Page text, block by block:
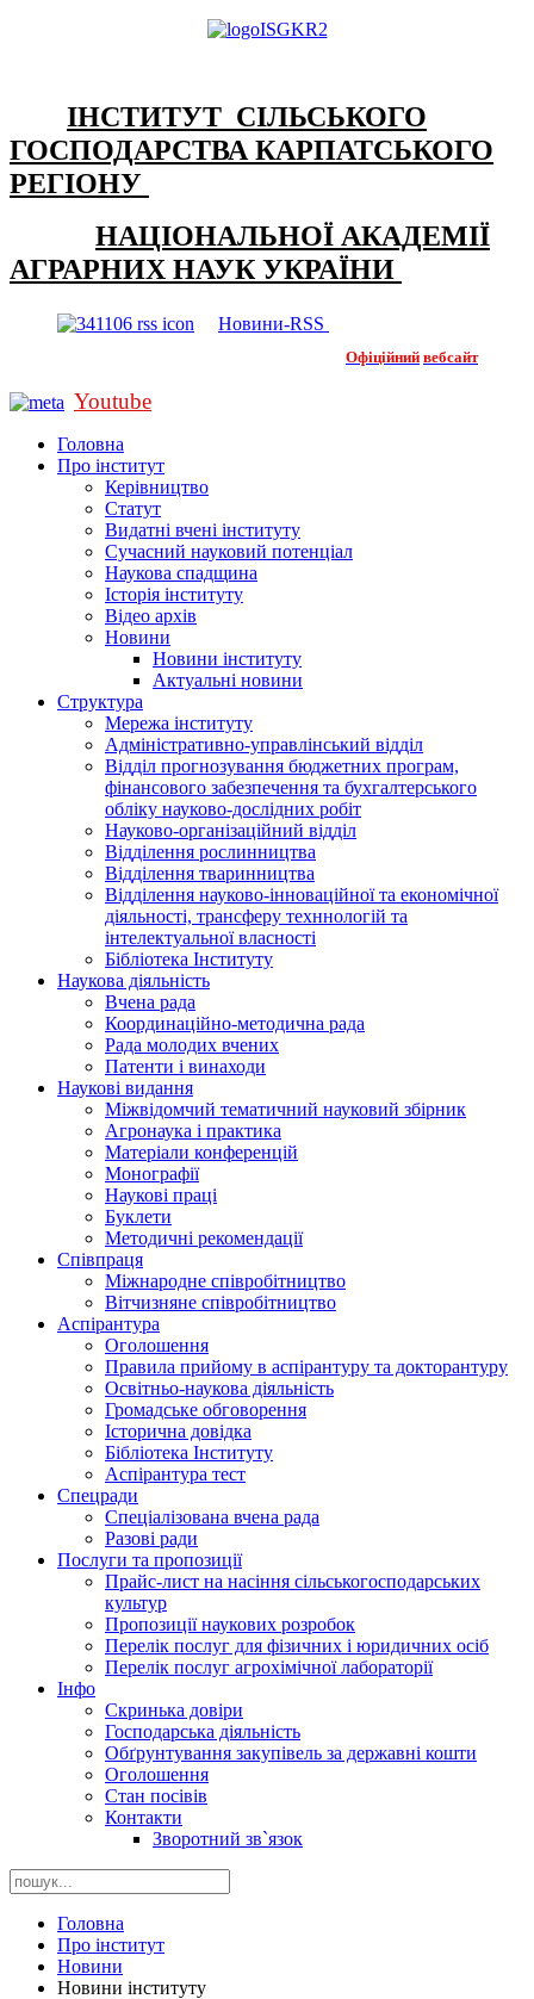
ІНСТИТУТ СІЛЬСЬКОГО
ГОСПОДАРСТВА КАРПАТСЬКОГО
РЕГІОНУ
НАЦІОНАЛЬНОЇ АКАДЕМІЇ
АГРАРНИХ НАУК УКРАЇНИ
Новини-RSS
Офіційний вебсайт
Youtube
Головна
Про інститут
Керівництво
Статут
Видатні вчені інституту
Сучасний науковий потенціал
Наукова спадщина
Історія інституту
Відео архів
Новини
Новини інституту
Актуальні новини
Структура
Мережа інституту
Адміністративно-управлінський відділ
Відділ прогнозування бюджетних програм,
фінансового забезпечення та бухгалтерського
обліку науково-дослідних робіт
Науково-організаційний відділ
Відділення рослинництва
Відділення тваринництва
Відділення науково-інноваційної та економічної
діяльності, трансферу техннологій та
інтелектуальної власності
Бібліотека Інституту
Наукова діяльність
Вчена рада
Координаційно-методична рада
Рада молодих вчених
Патенти і винаходи
Наукові видання
Міжвідомчий тематичний науковий збірник
Агронаука і практика
Матеріали конференцій
Монографії
Наукові праці
Буклети
Методичні рекомендації
Співпраця
Міжнародне співробітництво
Вітчизняне співробітництво
Аспірантура
Оголошення
Правила прийому в аспірантуру та докторантуру
Освітньо-наукова діяльність
Громадське обговорення
Історична довідка
Бібліотека Інституту
Аспірантура тест
Спецради
Спеціалізована вчена рада
Разові ради
Послуги та пропозиції
Прайс-лист на насіння сільськогосподарських
культур
Пропозиції наукових розробок
Перелік послуг для фізичних і юридичних осіб
Перелік послуг агрохімічної лабораторії
Інфо
Скринька довіри
Господарська діяльність
Обґрунтування закупівель за державні кошти
Оголошення
Стан посівів
Контакти
Зворотний зв`язок
Головна
Про інститут
Новини
Новини інституту